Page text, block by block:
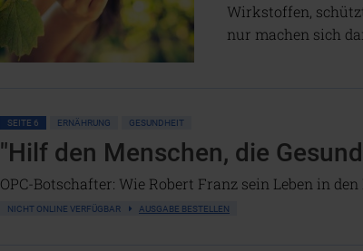
Wirkstoffen,
nur machen sich
SEITE 6 ERNÄHRUNG GESUNDHEIT
"Hilf den Menschen, die
OPC-Botschafter: Wie Robert Franz sein Leben in
NICHT ONLINE VERFÜGBAR AUSGABE BESTELLEN